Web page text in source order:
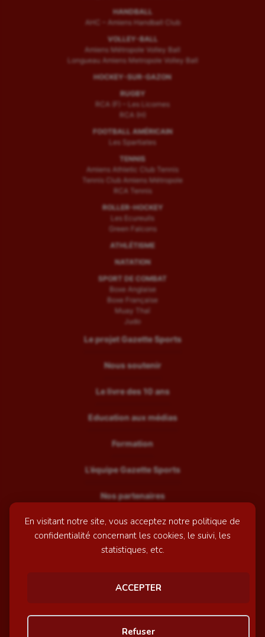
En visitant notre site, vous acceptez notre politique de
confidentialité concernant les cookies, le suivi, les
statistiques, etc.
ACCEPTER
Refuser
HANDBALL
AHC – Amiens Handball Club
VOLLEY-BALL
Amiens Métropole Volley Ball
Longueau Amiens Metropole Volley Ball
HOCKEY-SUR-GAZON
RUGBY
RCA (F) – Les Licornes
RCA (H)
FOOTBALL AMÉRICAIN
Les Spartiates
TENNIS
Amiens Athletic Club Tennis
Tennis Club Amiens Métropole
RCA Tennis
ROLLER-HOCKEY
Les Ecureuils
Green Falcons
ATHLÉTISME
NATATION
SPORT DE COMBAT
Boxe Anglaise
Boxe Française
Muay Thaï
Judo
Le projet Gazette Sports
Nous soutenir
Le livre des 10 ans
Education aux médias
Formation
L’équipe Gazette Sports
Nos partenaires
Recrutement
Mentions légales
© GazetteSports - 2026 | Site internet réalisé par